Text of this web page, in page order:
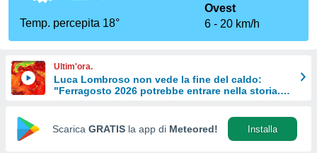
per
le
di
Web
Temp. percepita 18°
Ovest
6
20 km/h
Ultim'ora.
Luca Lombroso non vede la fine del caldo:
"Ferragosto 2026 potrebbe entrare nella storia.
Scarica GRATIS la app di Meteored! Installa